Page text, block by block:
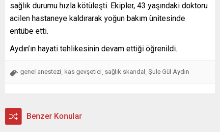
sağlık durumu hızla kötüleşti. Ekipler, 43 yaşındaki doktoru
acilen hastaneye kaldırarak yoğun bakım ünitesinde
entübe etti.
Aydın’ın hayati tehlikesinin devam ettiği öğrenildi.
genel anestezi kas gevşetici sağlık skandal Şule Gül Aydın
Benzer Konular